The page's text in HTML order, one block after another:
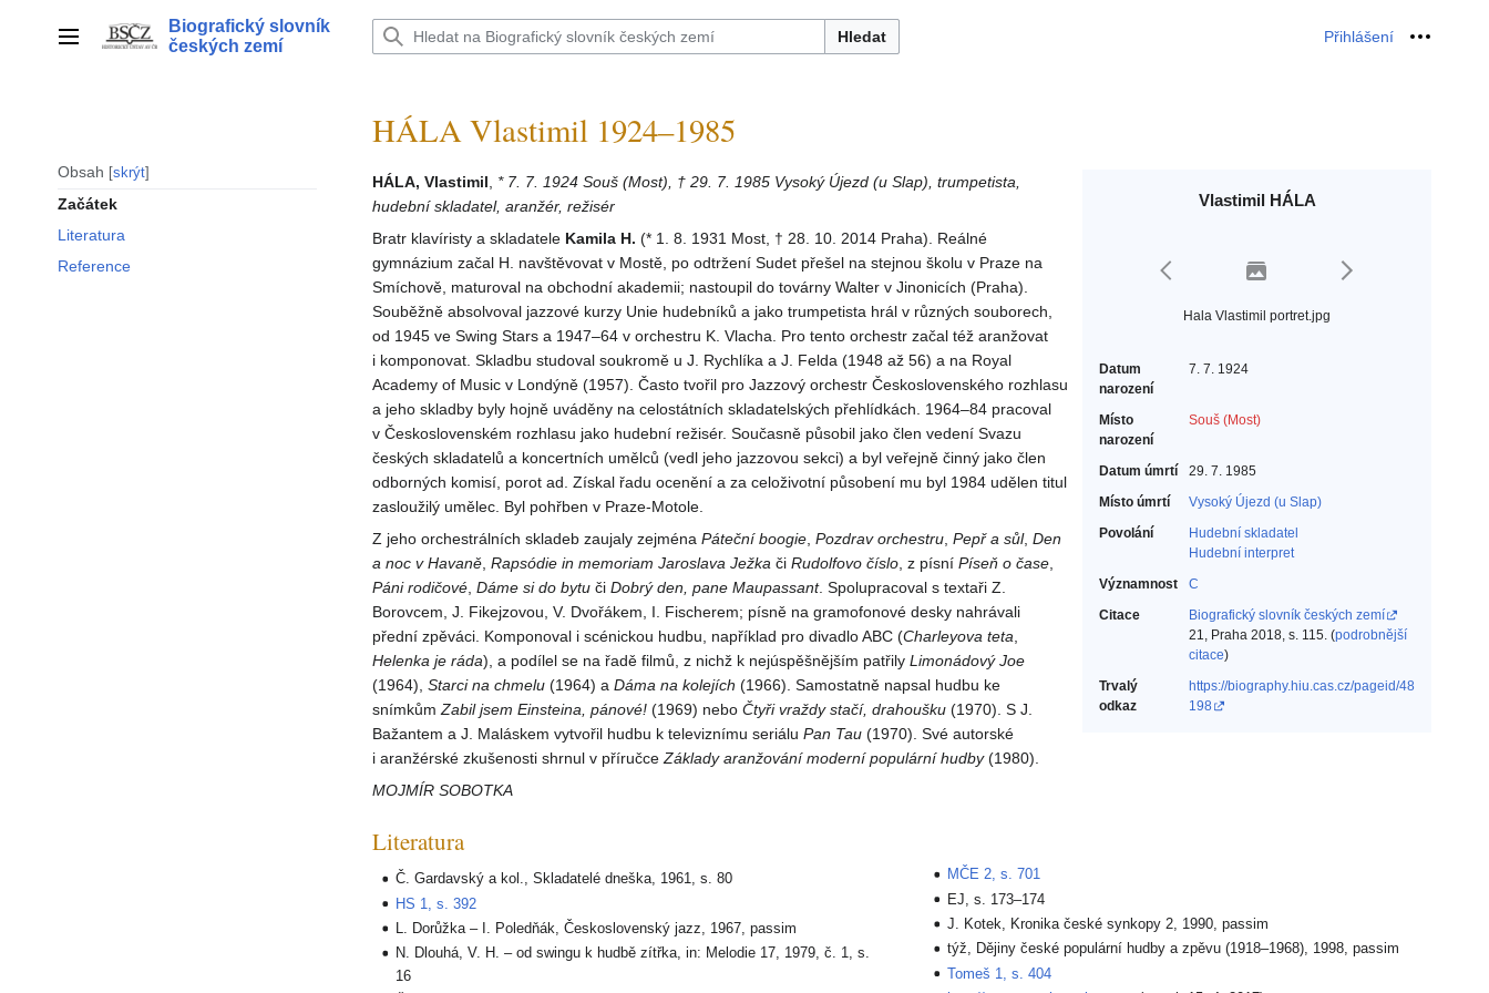
Hlavní menu
Biografický slovník
českých zemí
Hledat Přihlášení Osobní
Obsah skrýt
Začátek
Literatura
Reference
HÁLA Vlastimil 1924–1985
Vlastimil HÁLA
Hala Vlastimil portret.jpg
Datum
narození
7. 7. 1924
Místo
narození
Souš (Most)
Datum úmrtí
29. 7. 1985
Místo úmrtí
Vysoký Újezd (u Slap)
Povolání
Hudební skladatel‎
Hudební interpret‎
Významnost
C
Citace
Biografický slovník českých zemí
21, Praha 2018, s. 115. (podrobnější
citace)
Trvalý
odkaz
https://biography.hiu.cas.cz/pageid/48
198
HÁLA, Vlastimil
* 7. 7. 1924 Souš (Most), † 29. 7. 1985 Vysoký Újezd (u Slap), trumpetista,
hudební skladatel, aranžér, režisér
Bratr klavíristy a skladatele Kamila H. (* 1. 8. 1931 Most, † 28. 10. 2014 Praha). Reálné
gymnázium začal H. navštěvovat v Mostě, po odtržení Sudet přešel na stejnou školu v Praze na
Smíchově, maturoval na obchodní akademii; nastoupil do továrny Walter v Jinonicích (Praha).
Souběžně absolvoval jazzové kurzy Unie hudebníků a jako trumpetista hrál v různých souborech,
od 1945 ve Swing Stars a 1947–64 v orchestru K. Vlacha. Pro tento orchestr začal též aranžovat
i komponovat. Skladbu studoval soukromě u J. Rychlíka a J. Felda (1948 až 56) a na Royal
Academy of Music v Londýně (1957). Často tvořil pro Jazzový orchestr Československého rozhlasu
a jeho skladby byly hojně uváděny na celostátních skladatelských přehlídkách. 1964–84 pracoval
v Československém rozhlasu jako hudební režisér. Současně působil jako člen vedení Svazu
českých skladatelů a koncertních umělců (vedl jeho jazzovou sekci) a byl veřejně činný jako člen
odborných komisí, porot ad. Získal řadu ocenění a za celoživotní působení mu byl 1984 udělen titul
zasloužilý umělec. Byl pohřben v Praze-Motole.
Z jeho orchestrálních skladeb zaujaly zejména Páteční boogie Pozdrav orchestru Pepř a sůl, Den
a noc v Havaně Rapsódie in memoriam Jaroslava Ježka či Rudolfovo číslo , z písní Píseň o čase
Páni rodičové Dáme si do bytu či Dobrý den, pane Maupassant. Spolupracoval s textaři Z.
Borovcem, J. Fikejzovou, V. Dvořákem, I. Fischerem; písně na gramofonové desky nahrávali
přední zpěváci. Komponoval i scénickou hudbu, například pro divadlo ABC (Charleyova teta
Helenka je ráda), a podílel se na řadě filmů, z nichž k nejúspěšnějším patřily Limonádový Joe
(1964), Starci na chmelu (1964) a Dáma na kolejích (1966). Samostatně napsal hudbu ke
snímkům Zabil jsem Einsteina, pánové! (1969) nebo Čtyři vraždy stačí, drahoušku (1970). S J.
Bažantem a J. Maláskem vytvořil hudbu k televiznímu seriálu Pan Tau (1970). Své autorské
i aranžérské zkušenosti shrnul v příručce Základy aranžování moderní populární hudby(1980).
MOJMÍR SOBOTKA
Literatura
Č. Gardavský a kol., Skladatelé dneška, 1961, s. 80
HS 1, s. 392
L. Dorůžka – I. Poledňák, Československý jazz, 1967, passim
N. Dlouhá, V. H. – od swingu k hudbě zítřka, in: Melodie 17, 1979, č. 1, s.
16
MČE 2, s. 701
EJ, s. 173–174
J. Kotek, Kronika české synkopy 2, 1990, passim
týž, Dějiny české populární hudby a zpěvu (1918–1968), 1998, passim
Tomeš 1, s. 404